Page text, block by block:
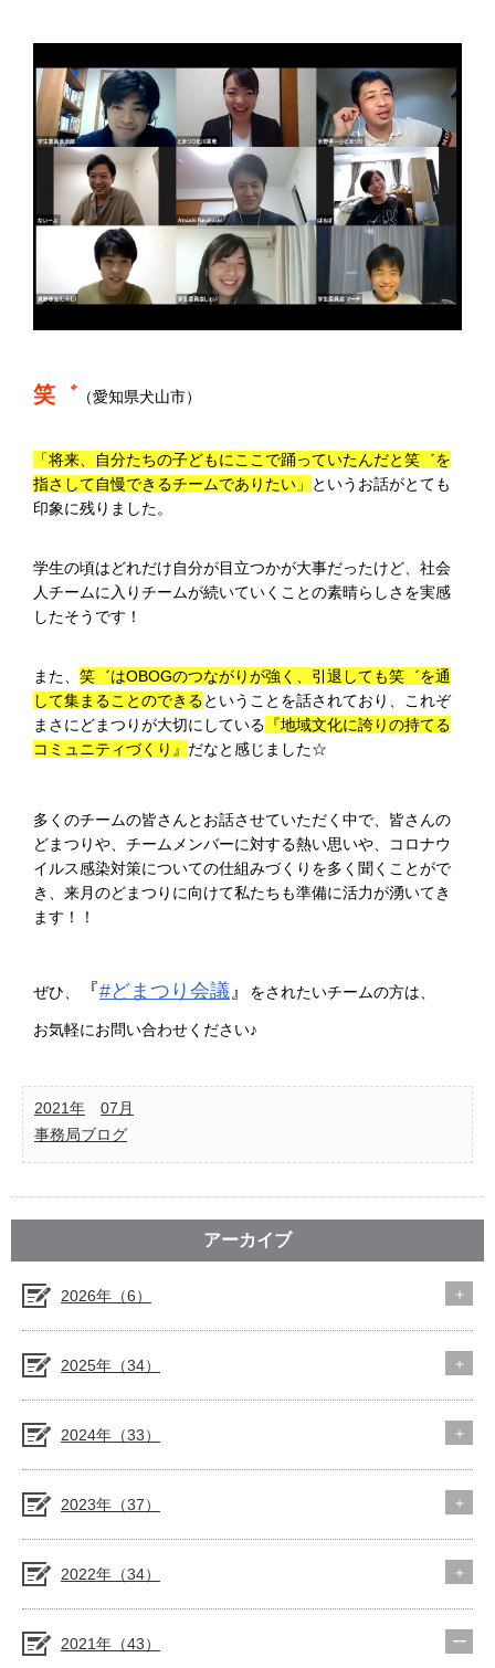
笑゛ （愛知県犬山市）
「将来、自分たちの子どもにここで踊っていたんだと笑゛を
指さして自慢できるチームでありたい」
というお話がとても
印象に残りました。
学生の頃はどれだけ自分が目立つかが大事だったけど、社会
人チームに入りチームが続いていくことの素晴らしさを実感
したそうです！
また、 笑゛はOBOGのつながりが強く、引退しても笑゛を通
して集まることのできるということを話されており、これぞ
まさにどまつりが大切にしている 『地域文化に誇りの持てる
コミュニティづくり』 だなと感じました☆
多くのチームの皆さんとお話させていただく中で、皆さんの
どまつりや、チームメンバーに対する熱い思いや、コロナウ
イルス感染対策についての仕組みづくりを多く聞くことがで
き、来月のどまつりに向けて私たちも準備に活力が湧いてき
ます！！
ぜひ、 『#どまつり会議 』 をされたいチームの方は、
お気軽にお問い合わせください♪
2021年
07月
事務局ブログ
アーカイブ
2026年（6）
2025年（34）
2024年（33）
2023年（37）
2022年（34）
2021年（43）